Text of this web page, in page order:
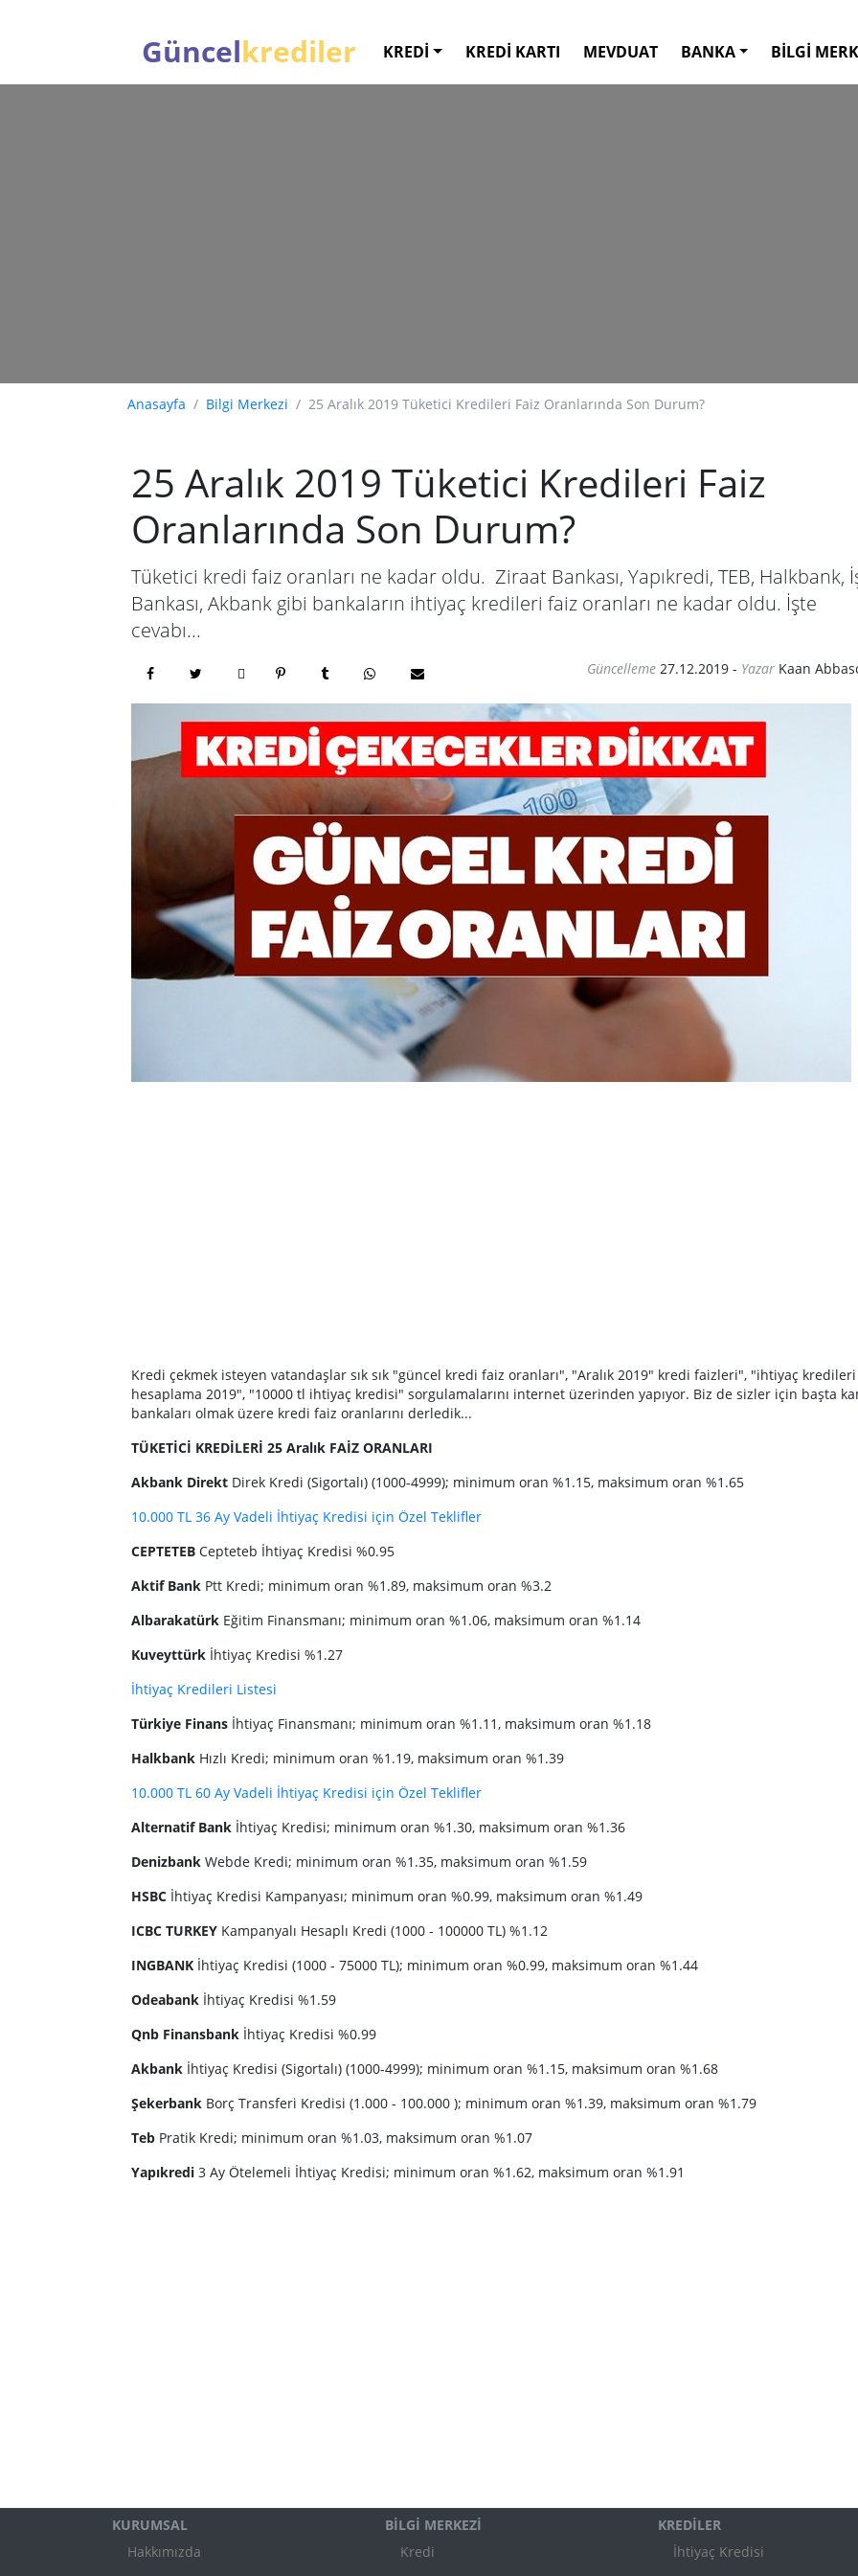
Güncelkrediler KREDİ KREDİ KARTI MEVDUAT BANKA BİLGİ
Anasayfa Bilgi Merkezi 25 Aralık 2019 Tüketici Kredileri Faiz Oranlarında Son Durum?
25 Aralık 2019 Tüketici Kredileri Faiz
Oranlarında Son Durum?
Tüketici kredi faiz oranları ne kadar oldu. Ziraat Bankası, Yapıkredi, TEB, Halkbank,
Bankası, Akbank gibi bankaların ihtiyaç kredileri faiz oranları ne kadar oldu. İşte
cevabı...
Güncelleme 27.12.2019- Yazar Kaan
Kredi çekmek isteyen vatandaşlar sık sık "güncel kredi faiz oranları", "Aralık 2019" kredi faizleri", "ihtiyaç kredileri
hesaplama 2019", "10000 tl ihtiyaç kredisi" sorgulamalarını internet üzerinden yapıyor. Biz de sizler için başta
bankaları olmak üzere kredi faiz oranlarını derledik...
TÜKETİCİ KREDİLERİ 25 Aralık FAİZ ORANLARI
Akbank Direkt Direk Kredi (Sigortalı) (1000-4999); minimum oran %1.15, maksimum oran %1.65
10.000 TL 36 Ay Vadeli İhtiyaç Kredisi için Özel Teklifler
CEPTETEB Cepteteb İhtiyaç Kredisi %0.95
Aktif Bank Ptt Kredi; minimum oran %1.89, maksimum oran %3.2
Albarakatürk Eğitim Finansmanı; minimum oran %1.06, maksimum oran %1.14
Kuveyttürk İhtiyaç Kredisi %1.27
İhtiyaç Kredileri Listesi
Türkiye Finans İhtiyaç Finansmanı; minimum oran %1.11, maksimum oran %1.18
Halkbank Hızlı Kredi; minimum oran %1.19, maksimum oran %1.39
10.000 TL 60 Ay Vadeli İhtiyaç Kredisi için Özel Teklifler
Alternatif Bank İhtiyaç Kredisi; minimum oran %1.30, maksimum oran %1.36
Denizbank Webde Kredi; minimum oran %1.35, maksimum oran %1.59
HSBC İhtiyaç Kredisi Kampanyası; minimum oran %0.99, maksimum oran %1.49
ICBC TURKEY Kampanyalı Hesaplı Kredi (1000 - 100000 TL) %1.12
INGBANK İhtiyaç Kredisi (1000 - 75000 TL); minimum oran %0.99, maksimum oran %1.44
Odeabank İhtiyaç Kredisi %1.59
Qnb Finansbank İhtiyaç Kredisi %0.99
Akbank İhtiyaç Kredisi (Sigortalı) (1000-4999); minimum oran %1.15, maksimum oran %1.68
Şekerbank Borç Transferi Kredisi (1.000 - 100.000 ); minimum oran %1.39, maksimum oran %1.79
Teb Pratik Kredi; minimum oran %1.03, maksimum oran %1.07
Yapıkredi 3 Ay Ötelemeli İhtiyaç Kredisi; minimum oran %1.62, maksimum oran %1.91
KURUMSAL
Hakkımızda
BİLGİ MERKEZİ
Kredi
KREDİLER
İhtiyaç Kredisi